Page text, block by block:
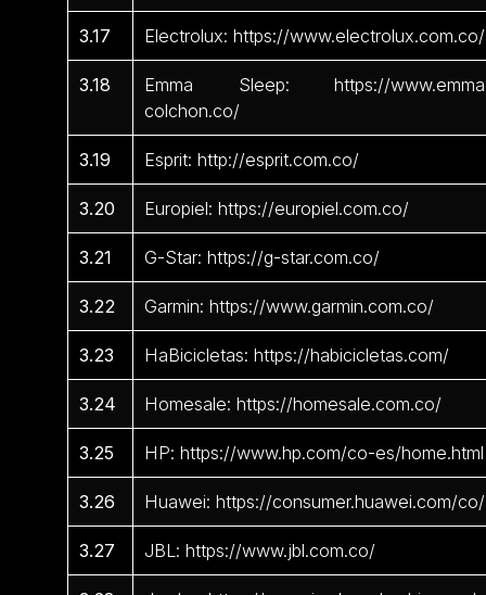
3.17 Electrolux: https://www.electrolux.com.co/
3.18
Emma Sleep: https://
colchon.co/
3.19 Esprit: http://esprit.com.co/
3.20 Europiel: https://europiel.com.co/
3.21 G-Star: https://g-star.com.co/
3.22 Garmin: https://www.garmin.com.co/
3.23 HaBicicletas: https://habicicletas.com/
3.24 Homesale: https://homesale.com.co/
3.25 HP: https://www.hp.com/co-es/home.html
3.26 Huawei: https://consumer.huawei.com/co/
3.27 JBL: https://www.jbl.com.co/